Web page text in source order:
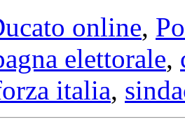
online,
elettorale,
italia,